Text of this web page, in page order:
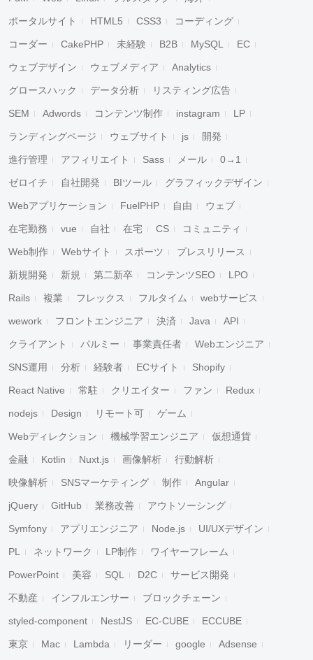
ポータルサイト HTML5 CSS3 コーディング
コーダー CakePHP 未経験 B2B MySQL EC
ウェブデザイン ウェブメディア Analytics
グロースハック データ分析 リスティング広告
SEM Adwords コンテンツ制作 instagram LP
ランディングページ ウェブサイト js 開発
進行管理 アフィリエイト Sass メール 0→1
ゼロイチ 自社開発 BIツール グラフィックデザイン
Webアプリケーション FuelPHP 自由 ウェブ
在宅勤務 vue 自社 在宅 CS コミュニティ
Web制作 Webサイト スポーツ プレスリリース
新規開発 新規 第二新卒 コンテンツSEO LPO
Rails 複業 フレックス フルタイム webサービス
wework フロントエンジニア 決済 Java API
クライアント パルミー 事業責任者 Webエンジニア
SNS運用 分析 経験者 ECサイト Shopify
React Native 常駐 クリエイター ファン Redux
nodejs Design リモート可 ゲーム
Webディレクション 機械学習エンジニア 仮想通貨
金融 Kotlin Nuxt.js 画像解析 行動解析
映像解析 SNSマーケティング 制作 Angular
jQuery GitHub 業務改善 アウトソーシング
Symfony アプリエンジニア Node.js UI/UXデザイン
PL ネットワーク LP制作 ワイヤーフレーム
PowerPoint 美容 SQL D2C サービス開発
不動産 インフルエンサー ブロックチェーン
styled-component NestJS EC-CUBE ECCUBE
東京 Mac Lambda リーダー google Adsense